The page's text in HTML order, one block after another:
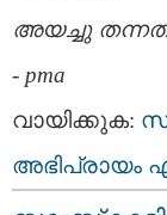
അയച്ചു
- pma
വായിക്കുക:
അഭിപ്രായം